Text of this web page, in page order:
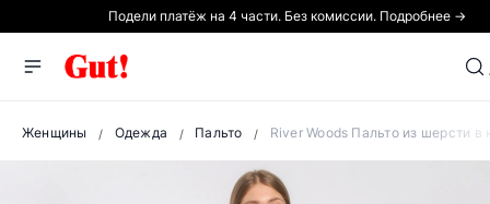
Подели платёж на 4 части. Без комиссии. Подробнее →
Женщины Одежда Пальто River Woods Пальто из шерсти в